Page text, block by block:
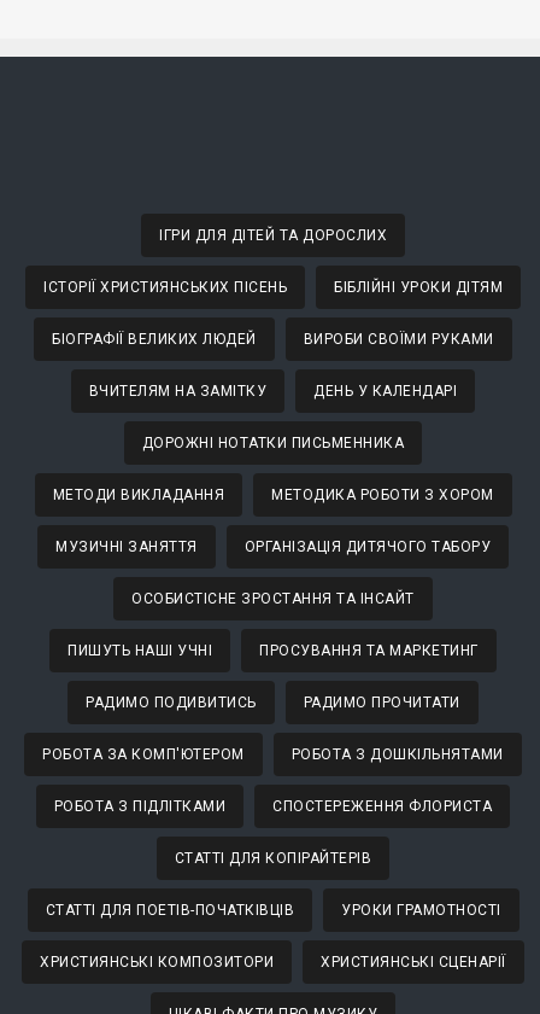
ІГРИ ДЛЯ ДІТЕЙ ТА ДОРОСЛИХ
ІСТОРІЇ ХРИСТИЯНСЬКИХ ПІСЕНЬ БІБЛІЙНІ УРОКИ ДІТЯМ
БІОГРАФІЇ ВЕЛИКИХ ЛЮДЕЙ ВИРОБИ СВОЇМИ РУКАМИ
ВЧИТЕЛЯМ НА ЗАМІТКУ ДЕНЬ У КАЛЕНДАРІ
ДОРОЖНІ НОТАТКИ ПИСЬМЕННИКА
МЕТОДИ ВИКЛАДАННЯ МЕТОДИКА РОБОТИ З ХОРОМ
МУЗИЧНІ ЗАНЯТТЯ ОРГАНІЗАЦІЯ ДИТЯЧОГО ТАБОРУ
ОСОБИСТІСНЕ ЗРОСТАННЯ ТА ІНСАЙТ
ПИШУТЬ НАШІ УЧНІ ПРОСУВАННЯ ТА МАРКЕТИНГ
РАДИМО ПОДИВИТИСЬ РАДИМО ПРОЧИТАТИ
РОБОТА ЗА КОМП'ЮТЕРОМ РОБОТА З ДОШКІЛЬНЯТАМИ
РОБОТА З ПІДЛІТКАМИ СПОСТЕРЕЖЕННЯ ФЛОРИСТА
СТАТТІ ДЛЯ КОПІРАЙТЕРІВ
СТАТТІ ДЛЯ ПОЕТІВ-ПОЧАТКІВЦІВ УРОКИ ГРАМОТНОСТІ
ХРИСТИЯНСЬКІ КОМПОЗИТОРИ ХРИСТИЯНСЬКІ СЦЕНАРІЇ